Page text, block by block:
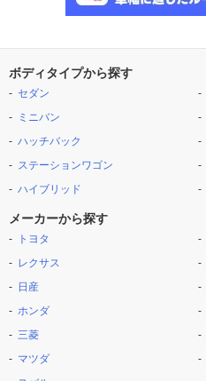
ボディタイプから探す
セダン
ミニバン
ハッチバック
ステーションワゴン
ハイブリッド
メーカーから探す
トヨタ
レクサス
日産
ホンダ
三菱
マツダ